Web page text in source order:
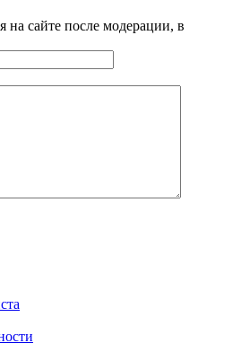
на сайте после модерации, в